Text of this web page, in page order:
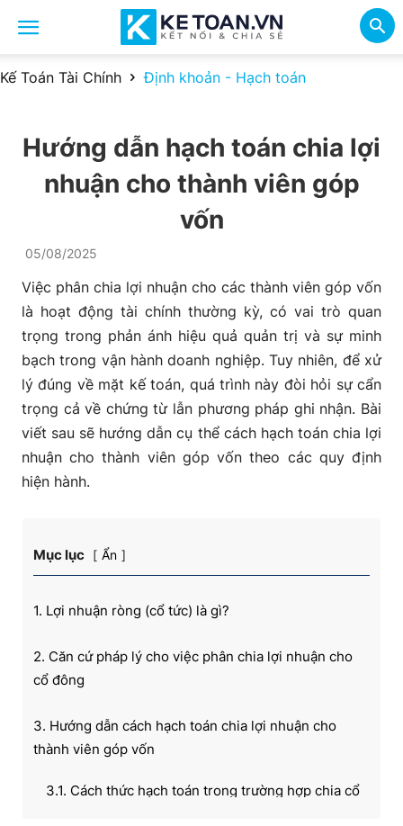
Kế Toán Tài Chính Định khoản - Hạch toán
Hướng dẫn hạch toán chia lợi
nhuận cho thành viên góp
vốn
05/08/2025
Việc phân chia lợi nhuận cho các thành viên góp vốn
là hoạt động tài chính thường kỳ, có vai trò quan
trọng trong phản ánh hiệu quả quản trị và sự minh
bạch trong vận hành doanh nghiệp. Tuy nhiên, để xử
lý đúng về mặt kế toán, quá trình này đòi hỏi sự cẩn
trọng cả về chứng từ lẫn phương pháp ghi nhận. Bài
viết sau sẽ hướng dẫn cụ thể cách hạch toán chia lợi
nhuận cho thành viên góp vốn theo các quy định
hiện hành.
Mục lục Ẩn
1. Lợi nhuận ròng (cổ tức) là gì?
2. Căn cứ pháp lý cho việc phân chia lợi nhuận cho
cổ đông
3. Hướng dẫn cách hạch toán chia lợi nhuận cho
thành viên góp vốn
3.1. Cách thức hạch toán trong trường hợp chia cổ